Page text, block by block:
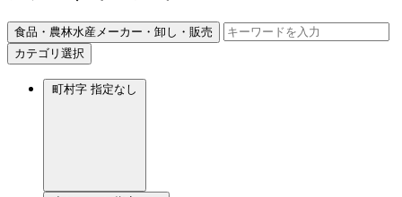
食品・農林水産メーカー・卸し・販売
カテゴリ選択
町村字 指定なし